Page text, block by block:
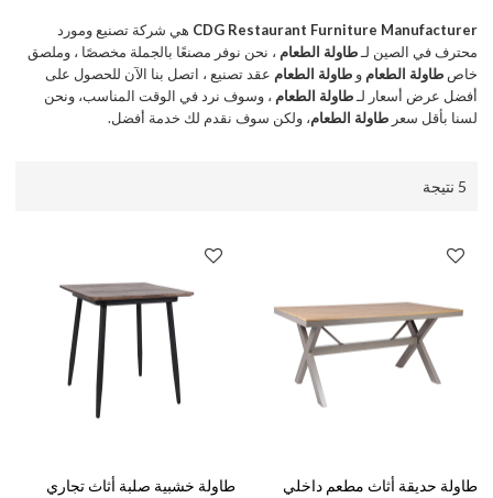
CDG Restaurant Furniture Manufacturer هي شركة تصنيع ومورد
محترف في الصين لـطاولة الطعام ، نحن نوفر مصنعًا بالجملة مخصصًا ، وملصق
خاصطاولة الطعام وطاولة الطعام عقد تصنيع ، اتصل بنا الآن للحصول على
أفضل عرض أسعار لـطاولة الطعام ، وسوف نرد في الوقت المناسب، ونحن
لسنا بأقل سعرطاولة الطعام، ولكن سوف نقدم لك خدمة أفضل.
5 نتيجة
طاولة حديقة أثاث مطعم داخلي
طاولة خشبية صلبة أثاث تجاري